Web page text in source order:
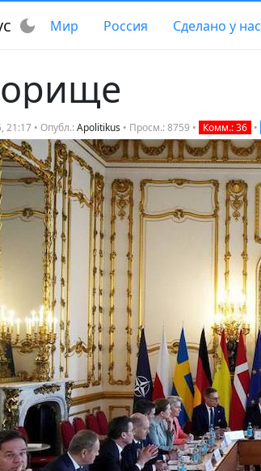
dark_mode Мир Россия Сделано у нас
21:17 • Опубл.:Apolitikus • Просм.: 8759 • Комм.: 36 •